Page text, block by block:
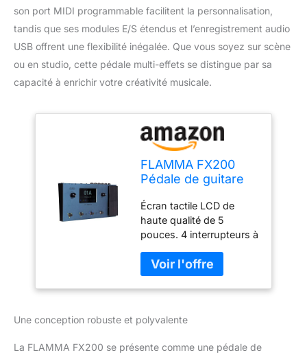
son port MIDI programmable facilitent la personnalisation,
tandis que ses modules E/S étendus et l’enregistrement audio
USB offrent une flexibilité inégalée. Que vous soyez sur scène
ou en studio, cette pédale multi-effets se distingue par sa
capacité à enrichir votre créativité musicale.
FLAMMA FX200
Pédale de guitare
écran tactile LCD de
5" Port MIDI
programmable,
modules de support
E/S étendus pour
changement de
commande,
audio USB, 58
Écran tactile LCD de
haute qualité de 5
pouces. 4 interrupteurs à
préréglages et les effets
de guitare. 10 modules
d'effets avec 160 types
total. Jusqu'à 200
utilisateur modifiables. La
Une conception robuste et polyvalente
La FLAMMA FX200 se présente comme une pédale de